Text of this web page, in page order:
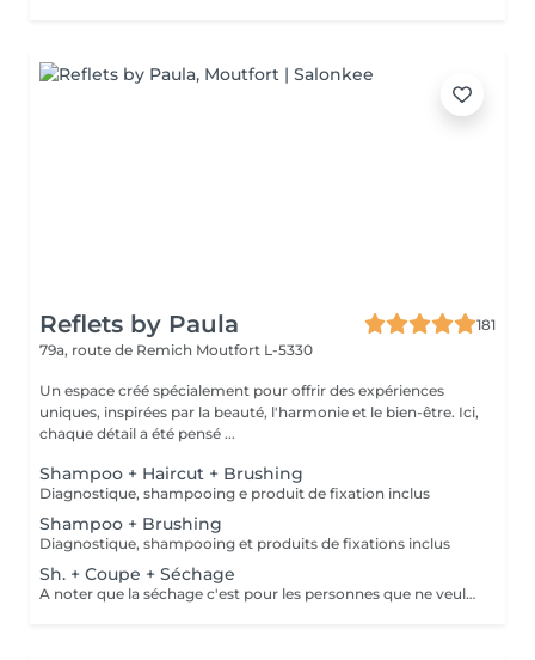
Reflets by Paula
181
79a, route de Remich Moutfort L-5330
Un espace créé spécialement pour offrir des expériences
uniques, inspirées par la beauté, l'harmonie et le bien-être. Ici,
chaque détail a été pensé ...
Shampoo + Haircut + Brushing
Diagnostique, shampooing e produit de fixation inclus
Shampoo + Brushing
Diagnostique, shampooing et produits de fixations inclus
Sh. + Coupe + Séchage
A noter que la séchage c'est pour les personnes que ne veulent pas faire le brushing. C'est simplement pour en enlever l'excès de l'eau du cheveux!